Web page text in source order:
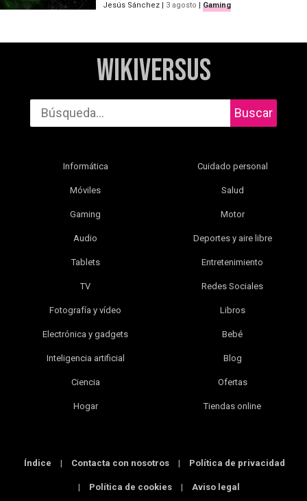
Jesús Sánchez 3 agosto Gaming
WikiVersus
Buscar
Informática
Móviles
Gaming
Audio
Tablets
TV
Fotografía y vídeo
Electrónica y gadgets
Inteligencia artificial
Ciencia
Hogar
Cuidado personal
Salud
Motor
Deportes y aire libre
Entretenimiento
Redes Sociales
Libros
Bebé
Blog
Ofertas
Tiendas online
Índice | Contacta con nosotros | Política de privacidad
| Política de cookies | Aviso legal